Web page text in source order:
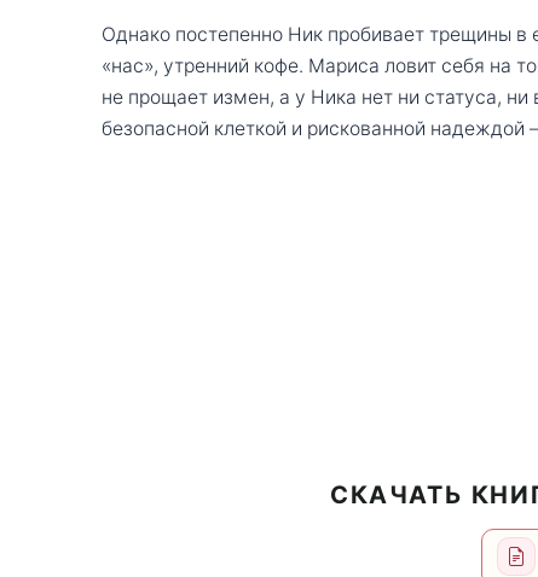
Однако постепенно Ник пробивает трещины в
«нас», утренний кофе. Мариса ловит себя на
не прощает измен, а у Ника нет ни статуса,
безопасной клеткой и рискованной
СКАЧАТЬ